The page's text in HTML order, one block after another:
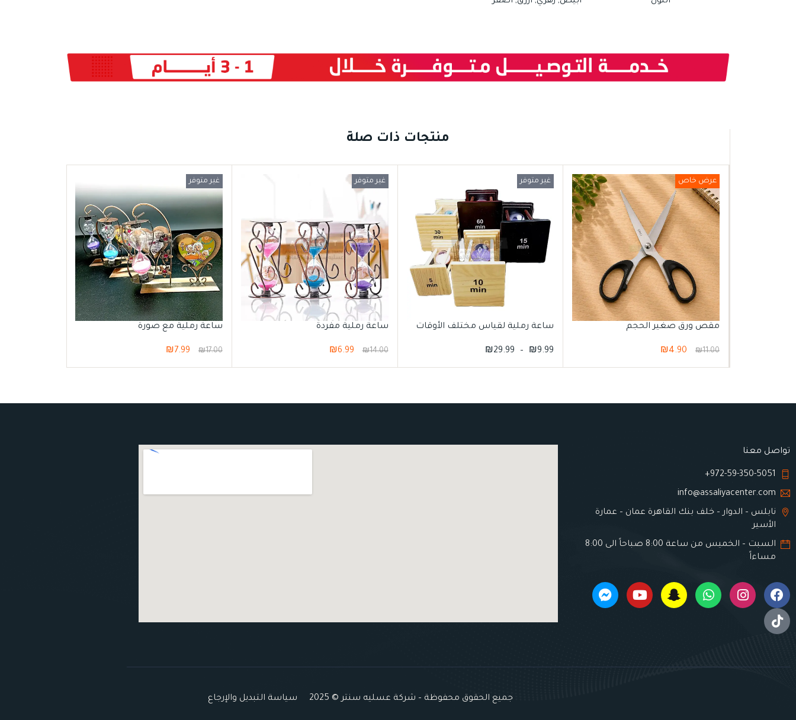
منتجات ذات صلة
مقص ورق صغير الحجم
عرض خاص
₪11.00
₪4.90
ساعة رملية لقياس مختلف الأوقات
غير متوفر
₪9.99
–
₪29.99
ساعة رملية مفردة
غير متوفر
₪14.00
₪6.99
ساعة رملية مع صورة
غير متوفر
₪17.00
₪7.99
تواصل معنا
972-59-350-5051+
info@assaliyacenter.com
نابلس – الدوار – خلف بنك القاهرة عمان – عمارة
الأسير
السبت – الخميس من ساعة 8:00 صباحاً الى 8:00
مساءاً
جميع الحقوق محفوظة – شركة عسليه سنتر © 2025 سياسة التبديل والإرجاع